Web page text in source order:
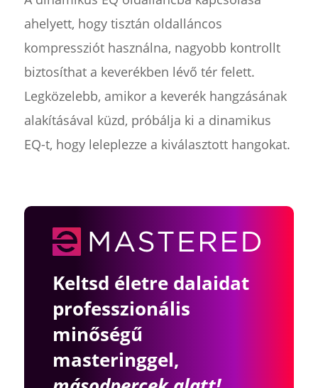
ahelyett, hogy tisztán oldalláncos
kompressziót használna, nagyobb kontrollt
biztosíthat a keverékben lévő tér felett.
Legközelebb, amikor a keverék hangzásának
alakításával küzd, próbálja ki a dinamikus
EQ-t, hogy leleplezze a kiválasztott hangokat.
Keltsd életre dalaidat
professzionális
minőségű
masteringgel,